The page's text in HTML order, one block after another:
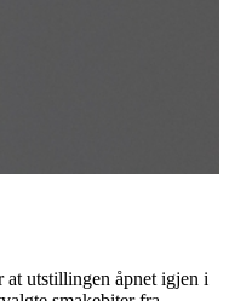
utstillingen åpnet igjen i